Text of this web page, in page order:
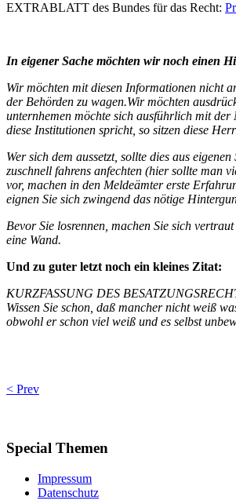
EXTRABLATT des Bundes für das Recht:
In eigener Sache möchten wir noch einen
Wir möchten mit diesen Informationen nicht
der Behörden zu wagen.Wir möchten
unternhemen möchte sich ausführlich mit
diese Institutionen spricht, so sitzen diese
Wer sich dem aussetzt, sollte dies aus
zuschnell fahrens anfechten (hier sollte man
vor, machen in den Meldeämter erste
eignen Sie sich zwingend das nötige
Bevor Sie losrennen, machen Sie sich
eine Wand.
Und zu guter letzt noch ein kleines Zitat:
KURZFASSUNG DES
Wissen Sie schon, daß mancher nicht weiß
obwohl er schon viel weiß und es selbst
< Prev
Special Themen
Impressum
Datenschutz